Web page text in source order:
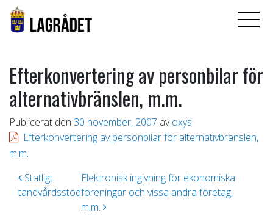
Efterkonvertering av personbilar för
alternativbränslen, m.m.
Publicerat den 30 november, 2007 av oxys
Efterkonvertering av personbilar för alternativbränslen,
m.m.
Inläggsnavigering
Statligt
tandvårdsstöd
Elektronisk ingivning för ekonomiska
föreningar och vissa andra företag,
m.m.